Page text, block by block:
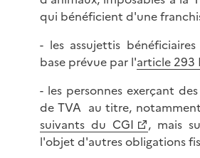
qui bénéficient d'une
- les assujettis
base prévue par l'article 293
- les personnes exerçant
de TVA au titre,
suivants du CGI
, mais
l'objet d'autres obligations